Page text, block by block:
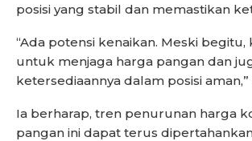
posisi yang stabil dan memastikan
“Ada potensi kenaikan. Meski
untuk menjaga harga pangan dan
ketersediaannya dalam posisi
Ia berharap, tren penurunan harga
pangan ini dapat terus